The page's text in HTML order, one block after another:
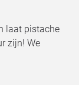
laat pistache
zijn! We